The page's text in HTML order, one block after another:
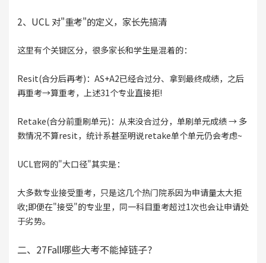
2、UCL 对"重考"的定义，家长先搞清
这里有个关键区分，很多家长和学生是混着的：
Resit(合分后再考)：AS+A2已经合过分、拿到最终成绩，之后
再重考→算重考，上述31个专业直接拒!
Retake(合分前重刷单元)：从来没合过分，单刷单元成绩 → 多
数情况不算resit，统计系甚至明说retake单个单元仍会考虑~
UCL官网的"大口径"其实是：
大多数专业接受重考，只是这几个热门院系因为申请量太大拒
收;即便在"接受"的专业里，同一科目重考超过1次也会让申请处
于劣势。
二、27Fall哪些大考不能掉链子?